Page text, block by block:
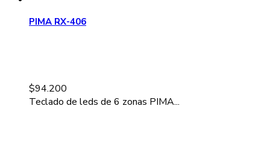
PIMA RX-406
$94.200
Teclado de leds de 6 zonas PIMA...